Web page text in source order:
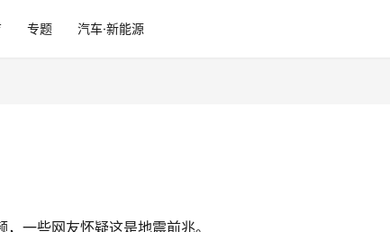
专题 汽车·新能源
一些网友怀疑这是地震前兆。